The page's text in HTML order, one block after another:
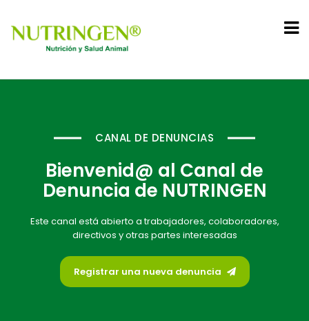
CANAL DE DENUNCIAS
Bienvenid@ al Canal de
Denuncia de NUTRINGEN
Este canal está abierto a trabajadores, colaboradores,
directivos y otras partes interesadas
Registrar una nueva denuncia